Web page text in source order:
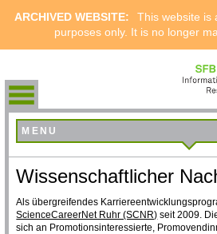
ARCHIVED WEBSITE:
This website is
purposes only. It is no longer
MENU
Wissenschaftlicher
Als übergreifendes
ScienceCareerNet Ruhr (SCNR) seit 2009.
sich an Promotionsinteressierte,